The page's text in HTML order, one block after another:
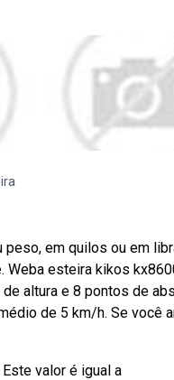
em quilos ou em
esteira kikos
altura e 8 pontos de
de 5 km/h. Se você
valor é igual a